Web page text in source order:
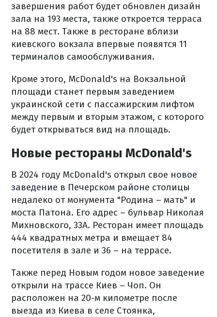
завершения работ будет обновлен дизайн
зала на 193 места, также откроется терраса
на 88 мест. Также в ресторане вблизи
киевского вокзала впервые появятся 11
терминалов самообслуживания.
Кроме этого, McDonald's на Вокзальной
площади станет первым заведением
украинской сети с пассажирским лифтом
между первым и вторым этажом, с которого
будет открываться вид на площадь.
Новые рестораны McDonald's
В 2024 году McDonald's открыл свое новое
заведение в Печерском районе столицы
недалеко от монумента "Родина – мать" и
моста Патона. Его адрес – бульвар Николая
Михновского, 33А. Ресторан имеет площадь
444 квадратных метра и вмещает 84
посетителя в зале и 36 – на террасе.
Также перед Новым годом новое заведение
открыли на трассе Киев – Чоп. Он
расположен на 20-м километре после
выезда из Киева в селе Стоянка,